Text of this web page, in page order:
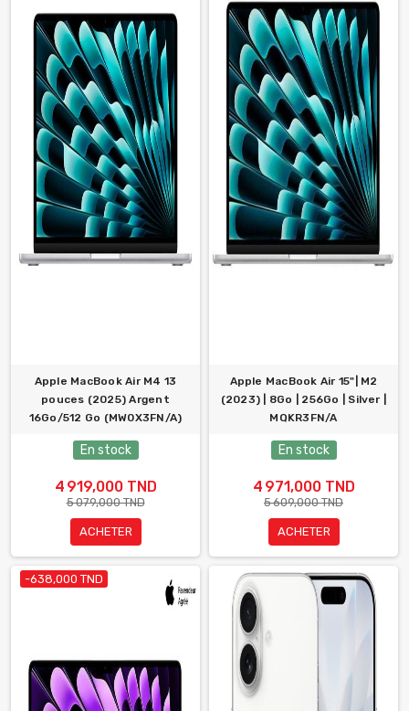
Apple MacBook Air M4 13
pouces (2025) Argent
16Go/512 Go (MW0X3FN/A)
En stock
4 919,000 TND
5 079,000 TND
ACHETER
Apple MacBook Air 15"| M2
(2023) | 8Go | 256Go | Silver |
MQKR3FN/A
En stock
4 971,000 TND
5 609,000 TND
ACHETER
-638,000 TND